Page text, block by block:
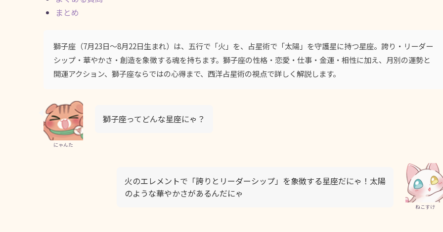
まとめ
獅子座（7月23日〜8月22日生まれ）は、五行で「火」を、占星術で「太陽」を守護星に持つ星座。誇り・リーダー
シップ・華やかさ・創造を象徴する魂を持ちます。獅子座の性格・恋愛・仕事・金運・相性に加え、月別の運勢と
開運アクション、獅子座ならではの心得まで、西洋占星術の視点で詳しく解説します。
にゃんた
獅子座ってどんな星座にゃ？
ねこすけ
火のエレメントで「誇りとリーダーシップ」を象徴する星座だにゃ！太陽
のような華やかさがあるんだにゃ